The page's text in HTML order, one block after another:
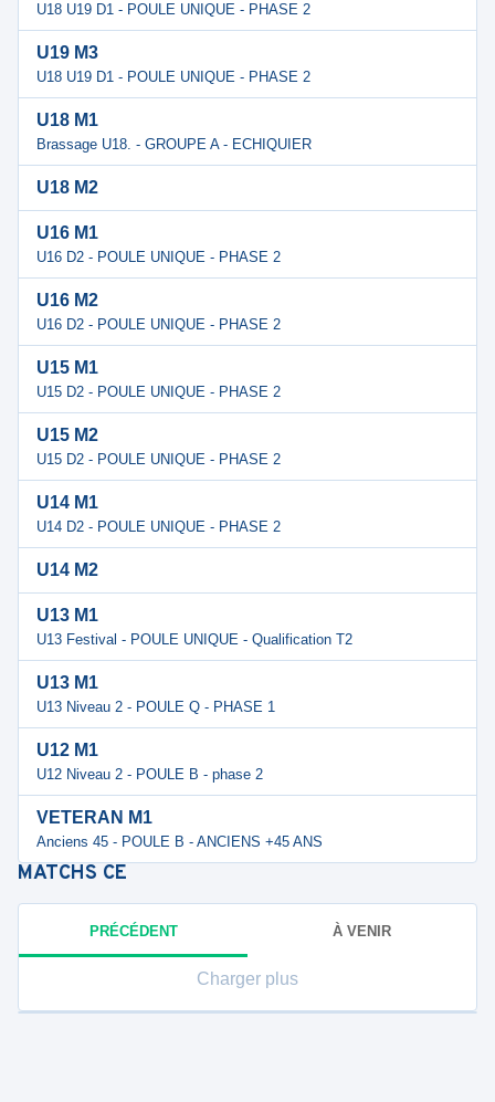
U18 U19 D1 - POULE UNIQUE - PHASE 2
U19 M3
U18 U19 D1 - POULE UNIQUE - PHASE 2
U18 M1
Brassage U18. - GROUPE A - ECHIQUIER
U18 M2
U16 M1
U16 D2 - POULE UNIQUE - PHASE 2
U16 M2
U16 D2 - POULE UNIQUE - PHASE 2
U15 M1
U15 D2 - POULE UNIQUE - PHASE 2
U15 M2
U15 D2 - POULE UNIQUE - PHASE 2
U14 M1
U14 D2 - POULE UNIQUE - PHASE 2
U14 M2
U13 M1
U13 Festival - POULE UNIQUE - Qualification T2
U13 M1
U13 Niveau 2 - POULE Q - PHASE 1
U12 M1
U12 Niveau 2 - POULE B - phase 2
VETERAN M1
Anciens 45 - POULE B - ANCIENS +45 ANS
MATCHS CE
PRÉCÉDENT À VENIR
Charger plus